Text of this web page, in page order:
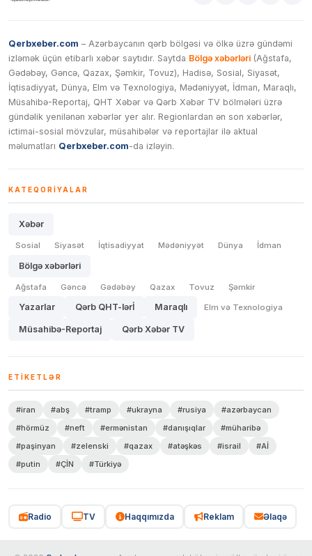
Qerbxeber.com – Azərbaycanın qərb bölgəsi və ölkə üzrə gündəmi
izləmək üçün etibarlı xəbər saytıdır. Saytda Bölgə xəbərləri (Ağstafa,
Gədəbəy, Gəncə, Qazax, Şəmkir, Tovuz), Hadisə, Sosial, Siyasət,
İqtisadiyyat, Dünya, Elm və Texnologiya, Mədəniyyət, İdman, Maraqlı,
Müsahibə-Reportaj, QHT Xəbər və Qərb Xəbər TV bölmələri üzrə
gündəlik yenilənən xəbərlər yer alır. Regionlardan ən son xəbərlər,
ictimai-sosial mövzular, müsahibələr və reportajlar ilə aktual
məlumatları Qerbxeber.com-da izləyin.
KATEQORIYALAR
Xəbər
Sosial Siyasət İqtisadiyyat Mədəniyyət Dünya İdman
Bölgə xəbərləri
Ağstafa Gəncə Gədəbəy Qazax Tovuz Şəmkir
Yazarlar Qərb QHT-lərİ Maraqlı Elm və Texnologiya
Müsahibə-Reportaj Qərb Xəbər TV
ETIKETLƏR
#iran #abş #tramp #ukrayna #rusiya
#azərbaycan
#hörmüz
#neft #ermənistan #danışıqlar
#müharibə
#paşinyan
#zelenski #qazax #atəşkəs #israil
#Aİ
#putin
#ÇİN #Türkiyə
Radio TV Haqqımızda Reklam Əlaqə